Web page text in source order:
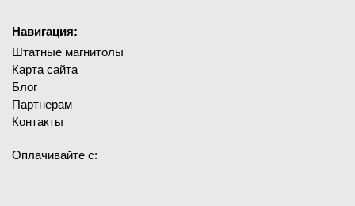
Навигация:
Штатные магнитолы
Карта сайта
Блог
Партнерам
Контакты
Оплачивайте с: